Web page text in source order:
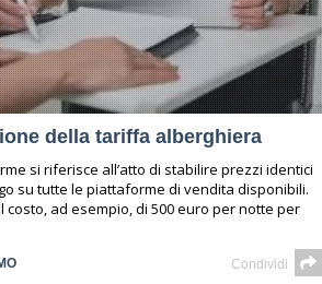
della tariffa alberghiera
si riferisce all’atto di stabilire prezzi identici
su tutte le piattaforme di vendita disponibili.
costo, ad esempio, di 500 euro per notte per
Condividi